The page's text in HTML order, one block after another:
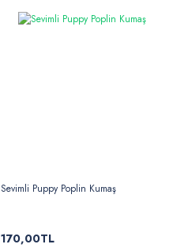
Sevimli Puppy Poplin Kumaş
170,00TL